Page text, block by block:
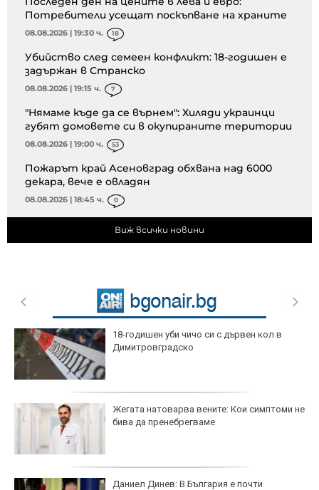
Потребители усещат поскъпване на храните
08.08.2026 | 19:30 ч. 18
Убийство след семеен конфликт: 18-годишен е
задържан в Странско
08.08.2026 | 19:15 ч. 7
"Нямаме къде да се върнем": Хиляди украинци
губят домовете си в окупираните територии
08.08.2026 | 19:00 ч. 53
Пожарът край Асеновград обхвана над 6000
декара, вече е овладян
08.08.2026 | 18:45 ч. 0
Виж всички новини
18-годишен уби чичо си с дървен кол в
Димитровградско
Жегата натоварва вените: Кои симптоми не
бива да пренебрегваме
Даниел Динев: В България е почти